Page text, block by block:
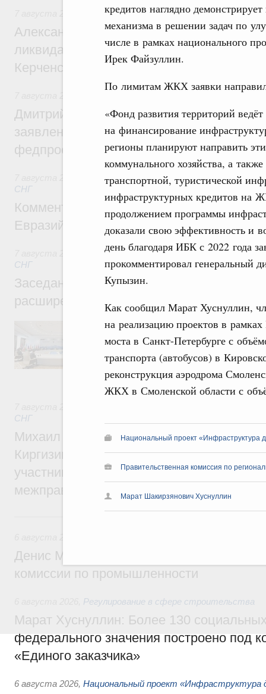
кредитов наглядно
механизма в решении задач по
числе в рамках национального
Ирек Файзуллин.
По лимитам ЖКХ заявки
«Фонд развития территорий
на финансирование
регионы планируют направить
коммунального хозяйства, а
транспортной, туристической
инфраструктурных кредитов на
продолжением программы
доказали свою эффективность и
день благодаря ИБК с 2022 года
прокомментировал генеральный
Купызин.
Как сообщил Марат Хуснуллин,
на реализацию проектов в
моста в Санкт-Петербурге с
транспорта (автобусов) в
реконструкция аэродрома
ЖКХ в Смоленской области с
Национальный проект «Инфраструктура
Правительственная комиссия по
Марат Шакирзянович Хуснуллин
Чрезвычайные ситуации и ликвидация их
Александр Козлов провёл заседание
ликвидации последствий чрезвычайной
Керченском проливе
Среднее профессиональное образование
Дмитрий Чернышенко: Установлен
заявлений от абитуриентов колледжей и
федпроекта «Профессионалитет»
Евразийский экономический союз.
СНГ
Комментарий Алексея Оверчука по
Евразийского межправительственного
Евразийский экономический союз.
СНГ
Заседание Евразийского
расширенном составе
В повестке заседания актуальные задачи
регулирования и администрирования,
обеспечение продовольственной
рынка.
СНГ
Михаил Мишустин принял участие во
Киргизии Садыра Жапарова с главами
участников заседания Евразийского
межправительственного совета
Денис Мантуров провёл заседание
комиссии по промышленности
Регулирование в сфере строительства
Марат Хуснуллин: Более 130
федерального значения построено под
«Единого заказчика»
6 августа 2026, Национальный проект «Инфраструктура